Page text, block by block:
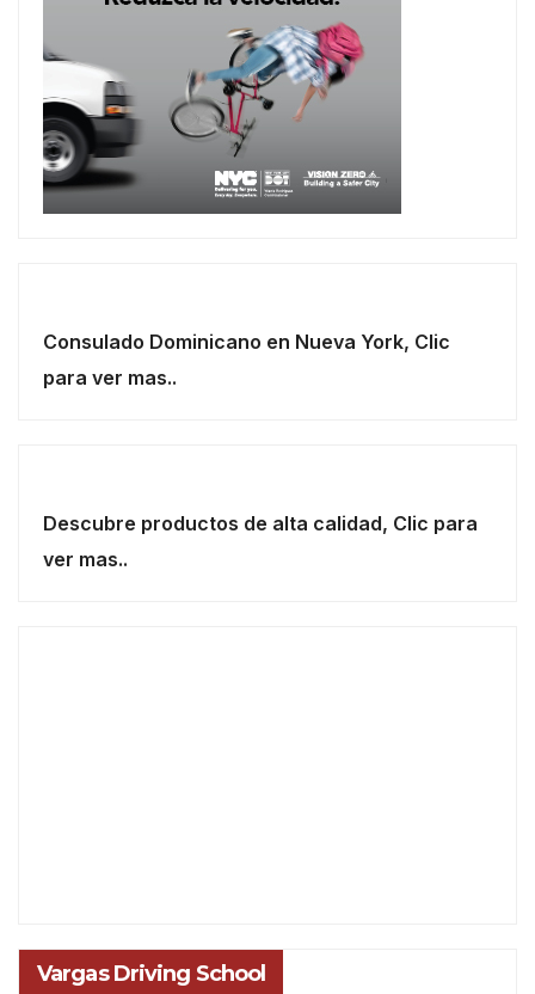
Consulado Dominicano en Nueva York, Clic
para ver mas..
Descubre productos de alta calidad, Clic para
ver mas..
Vargas Driving School